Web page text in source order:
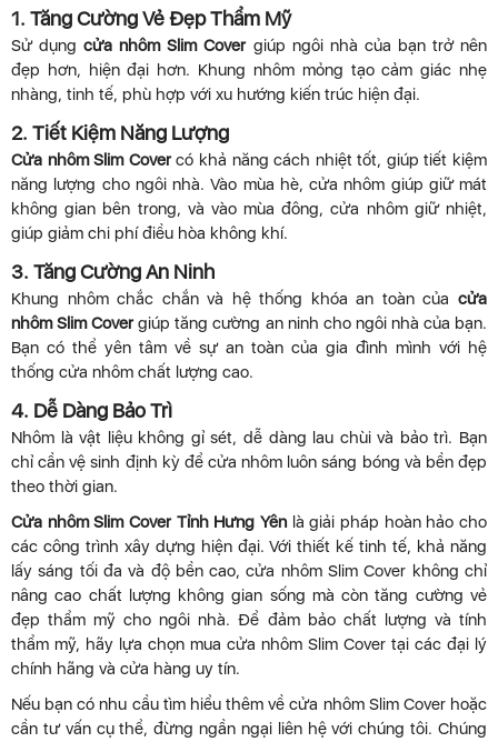
1. Tăng Cường Vẻ Đẹp Thẩm Mỹ
Sử dụngcửa nhôm Slim Covergiúp ngôi nhà của bạn trở nên
đẹp hơn, hiện đại hơn. Khung nhôm mỏng tạo cảm giác nhẹ
nhàng, tinh tế, phù hợp với xu hướng kiến trúc hiện đại.
2. Tiết Kiệm Năng Lượng
Cửa nhôm Slim Covercó khả năng cách nhiệt tốt, giúp tiết kiệm
năng lượng cho ngôi nhà. Vào mùa hè, cửa nhôm giúp giữ mát
không gian bên trong, và vào mùa đông, cửa nhôm giữ nhiệt,
giúp giảm chi phí điều hòa không khí.
3. Tăng Cường An Ninh
Khung nhôm chắc chắn và hệ thống khóa an toàn của cửa
nhôm Slim Covergiúp tăng cường an ninh cho ngôi nhà của bạn.
Bạn có thể yên tâm về sự an toàn của gia đình mình với hệ
thống cửa nhôm chất lượng cao.
4. Dễ Dàng Bảo Trì
Nhôm là vật liệu không gỉ sét, dễ dàng lau chùi và bảo trì. Bạn
chỉ cần vệ sinh định kỳ để cửa nhôm luôn sáng bóng và bền đẹp
theo thời gian.
Cửa nhôm Slim Cover Tỉnh Hưng Yênlà giải pháp hoàn hảo cho
các công trình xây dựng hiện đại. Với thiết kế tinh tế, khả năng
lấy sáng tối đa và độ bền cao, cửa nhôm Slim Cover không chỉ
nâng cao chất lượng không gian sống mà còn tăng cường vẻ
đẹp thẩm mỹ cho ngôi nhà. Để đảm bảo chất lượng và tính
thẩm mỹ, hãy lựa chọn mua cửa nhôm Slim Cover tại các đại lý
chính hãng và cửa hàng uy tín.
Nếu bạn có nhu cầu tìm hiểu thêm về cửa nhôm Slim Cover hoặc
cần tư vấn cụ thể, đừng ngần ngại liên hệ với chúng tôi. Chúng